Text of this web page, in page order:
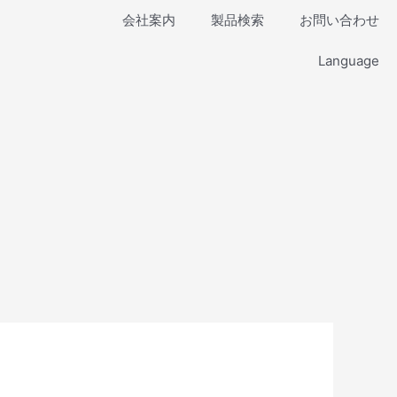
会社案内 製品検索 お問い合わせ
Language